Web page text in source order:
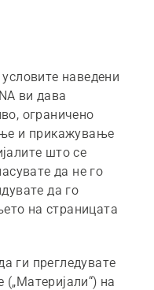
наведени
ви дава
ограничено
и прикажување
што се
да не го
да го
на страницата
ги прегледувате
на